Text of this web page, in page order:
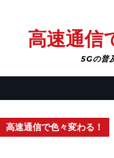
content
高速通信
5Gの普
高速通信で色々変わる！